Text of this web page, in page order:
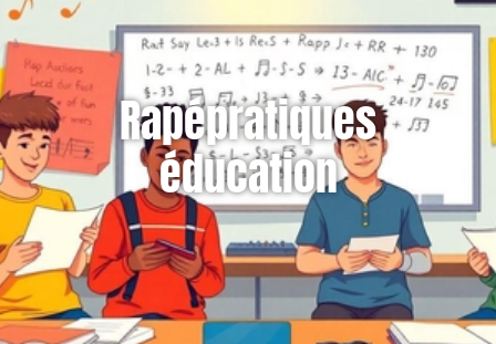
Rapépratiques
éducation